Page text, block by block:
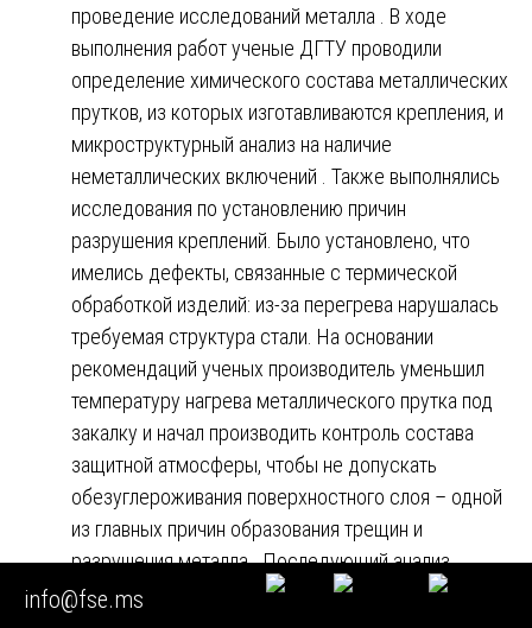
проведение исследований металла . В ходе
выполнения работ ученые ДГТУ проводили
определение химического состава металлических
прутков, из которых изготавливаются крепления, и
микроструктурный анализ на наличие
неметаллических включений . Также выполнялись
исследования по установлению причин
разрушения креплений. Было установлено, что
имелись дефекты, связанные с термической
обработкой изделий: из-за перегрева нарушалась
требуемая структура стали. На основании
рекомендаций ученых производитель уменьшил
температуру нагрева металлического прутка под
закалку и начал производить контроль состава
защитной атмосферы, чтобы не допускать
обезуглероживания поверхностного слоя – одной
из главных причин образования трещин и
разрушения металла . Последующий анализ
подтвердил исправление структуры креплений.
info@fse.ms